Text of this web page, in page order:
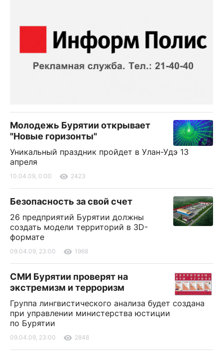
Молодежь Бурятии открывает
"Новые горизонты"
Уникальный праздник пройдет в Улан-Удэ 13
апреля
10.04.09, 0:00 2423
Безопасность за свой счет
26 предприятий Бурятии должны
создать модели территорий в ЗD-
формате
09.04.09, 23:00 1968
СМИ Бурятии проверят на
экстремизм и терроризм
Группа лингвистического анализа будет создана
при управлении министерства юстиции
по Бурятии
09.04.09, 23:00 2848